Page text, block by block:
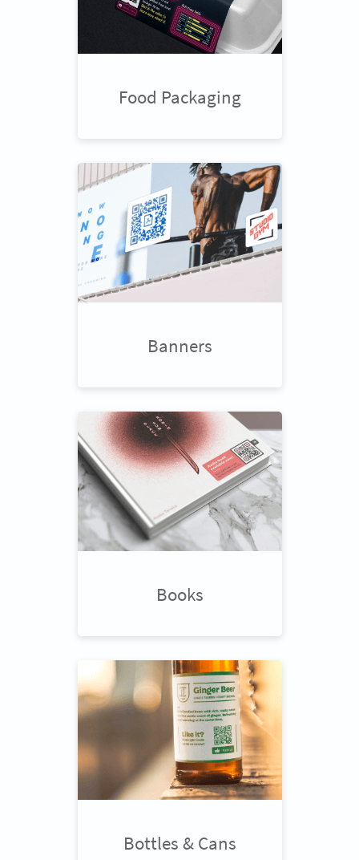
Food Packaging
Banners
Books
Bottles & Cans